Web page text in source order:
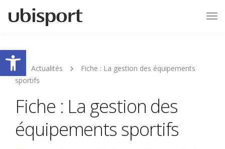
Ouvrir la barre d’outils
Actualités
Fiche : La gestion des équipements
sportifs
Fiche : La gestion des
équipements sportifs